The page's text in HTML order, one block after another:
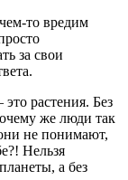
то вредим
за свои
растения. Без
же люди так
не понимают,
Нельзя
а без